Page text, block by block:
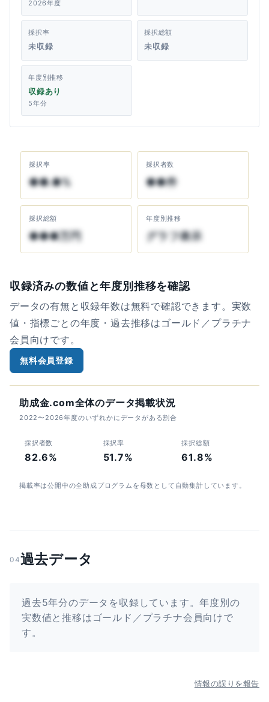
2026年度
採択率
未収録
採択総額
未収録
年度別推移
収録あり
5年分
採択率
●●.●%
採択者数
●●件
採択総額
●●●万円
年度別推移
グラフ表示
収録済みの数値と年度別推移を確認
データの有無と収録年数は無料で確認できます。実数
値・指標ごとの年度・過去推移はゴールド／プラチナ
会員向けです。
無料会員登録
助成金.com全体のデータ掲載状況
2022〜2026年度のいずれかにデータがある割合
採択者数
82.6%
採択率
51.7%
採択総額
61.8%
掲載率は公開中の全助成プログラムを母数として自動集計しています。
04過去データ
過去5年分のデータを収録しています。年度別の
実数値と推移はゴールド／プラチナ会員向けで
す。
情報の誤りを報告